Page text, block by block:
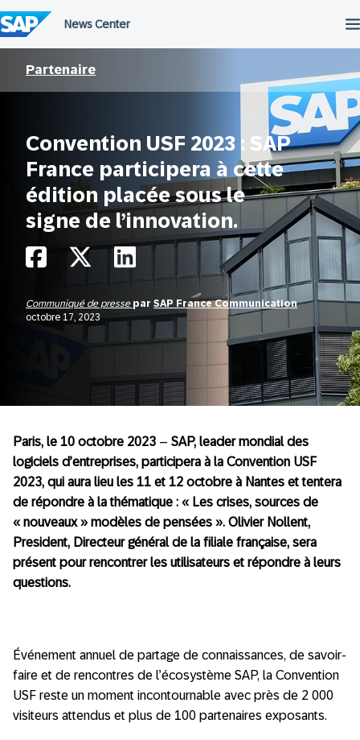
au
contenu
Partenaire
Convention USF 2023 : SAP
France participera à cette
édition placée sous le
signe de l’innovation.
Communiqué de presse par SAP France Communication
octobre 17, 2023
Paris, le 10 octobre 2023 – SAP, leader mondial des
logiciels d’entreprises, participera à la Convention USF
2023, qui aura lieu les 11 et 12 octobre à Nantes et tentera
de répondre à la thématique : « Les crises, sources de
« nouveaux » modèles de pensées ». Olivier Nollent,
President, Directeur général de la filiale française, sera
présent pour rencontrer les utilisateurs et répondre à leurs
questions.
Événement annuel de partage de connaissances, de savoir-
faire et de rencontres de l’écosystème SAP, la Convention
USF reste un moment incontournable avec près de 2 000
visiteurs attendus et plus de 100 partenaires exposants.